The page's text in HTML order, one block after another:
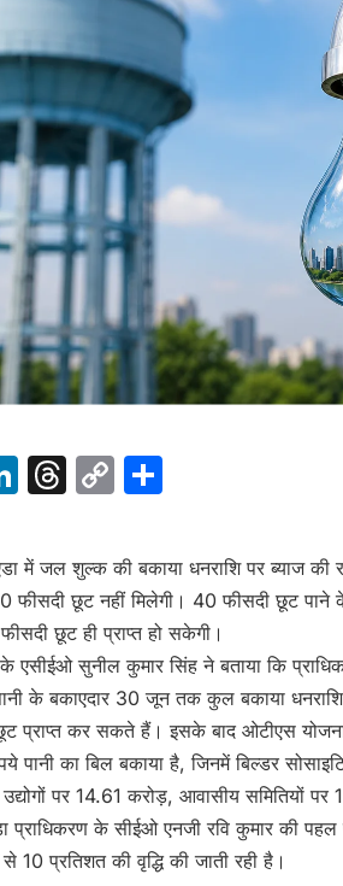
LinkedIn
Threads
Copy
में जल शुल्क की बकाया धनराशि पर ब्याज
फीसदी छूट नहीं मिलेगी। 40 फीसदी छूट
छूट ही प्राप्त हो सकेगी।
के एसीईओ सुनील कुमार सिंह ने बताया कि
के बकाएदार 30 जून तक कुल बकाया
कर सकते हैं। इसके बाद ओटीएस योजना
पानी का बिल बकाया है, जिनमें बिल्डर
पर 14.61 करोड़, आवासीय समितियों
प्राधिकरण के सीईओ एनजी रवि कुमार की
10 प्रतिशत की वृद्धि की जाती रही है।